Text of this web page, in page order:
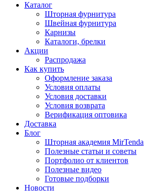
Каталог
Шторная фурнитура
Швейная фурнитура
Карнизы
Каталоги, брелки
Акции
Распродажа
Как купить
Оформление заказа
Условия оплаты
Условия доставки
Условия возврата
Верификация оптовика
Доставка
Блог
Шторная академия MirTenda
Полезные статьи и советы
Портфолио от клиентов
Полезные видео
Готовые подборки
Новости